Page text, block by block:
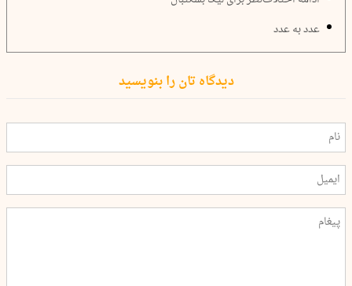
عدد به عدد
دیدگاه تان را بنویسید